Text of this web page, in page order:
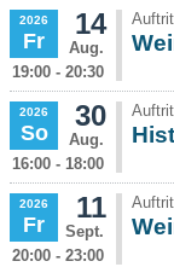
2026
Fr
14
Aug.
19:00 - 20:30
2026
So
30
Aug.
16:00 - 18:00
2026
Fr
11
Sept.
20:00 - 23:00